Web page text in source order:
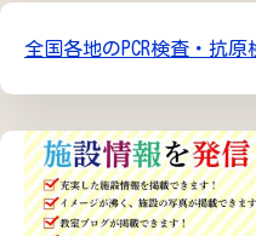
全国各地のPCR検査・抗